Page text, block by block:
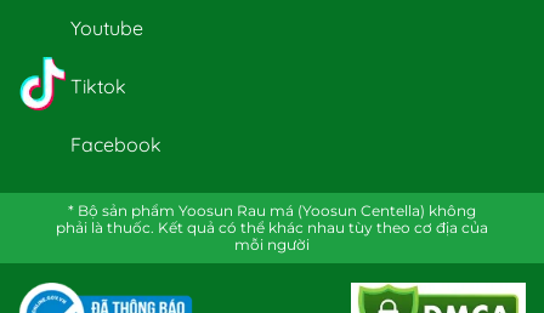
Youtube
Tiktok
Facebook
* Bộ sản phẩm Yoosun Rau má (Yoosun Centella) không
phải là thuốc. Kết quả có thể khác nhau tùy theo cơ địa của
mỗi người